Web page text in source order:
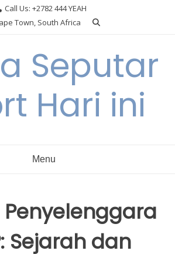
Call Us: +2782 444 YEAH
Town, South Africa
Seputar
Hari ini
Menu
Sejarah dan